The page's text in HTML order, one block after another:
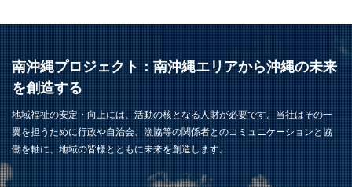
南沖縄プロジェクト：南沖縄エリアから沖縄の未来
を創造する
地域福祉の安定・向上には、活動の核となる人財が必要です。当社はその一
翼を担うために行政や自治会、漁協等の関係者とのコミュニケーションと協
働を軸に、地域の皆様とともに未来を創造します。